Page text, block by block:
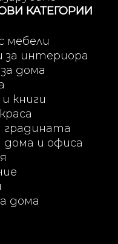
КАТЕГОРИИ
мебели
за интериора
дома
книги
градината
дома и офиса
дома